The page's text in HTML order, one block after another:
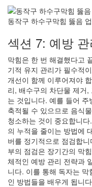
동작구 하수구막힘 뚫음
섹션 7: 예방
막힘은 한 번 해결했다고
기적 유지 관리가 필수적
개선이 함께 이루어져야
리, 배수구의 차단물 제거
는 것입니다. 예를 들어
축적될 수 있으므로 음식
청소하는 것이 중요합니
의 누적을 줄이는 방법에
버를 정기적으로 점검합
부의 점검은 장기간의 막
체적인 예방 관리 전략과
니다. 이를 통해 독자는
인 방법들을 배우게 됩니